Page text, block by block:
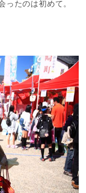
ったのは初めて。